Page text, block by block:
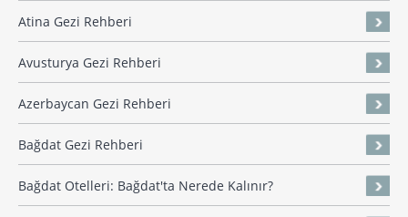
Atina Gezi Rehberi
Avusturya Gezi Rehberi
Azerbaycan Gezi Rehberi
Bağdat Gezi Rehberi
Bağdat Otelleri: Bağdat'ta Nerede Kalınır?